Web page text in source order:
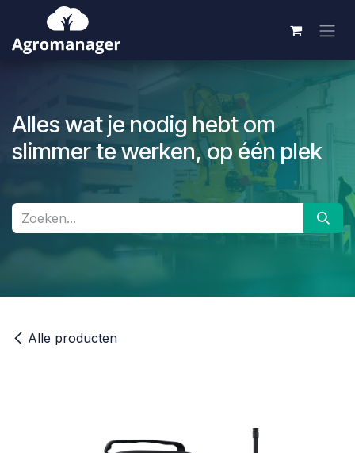
Overslaan naar inhoud
Alles wat je nodig hebt om
slimmer te werken, op één plek
Alle producten